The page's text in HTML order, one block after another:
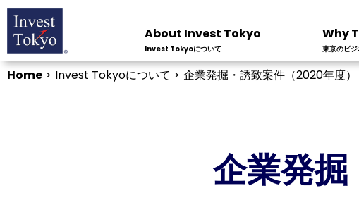
About Invest Tokyo
Invest Tokyoについて
Why
東京のビ
Home > Invest Tokyoについて > 企業発掘・誘致案件（2020年度）
企業発掘